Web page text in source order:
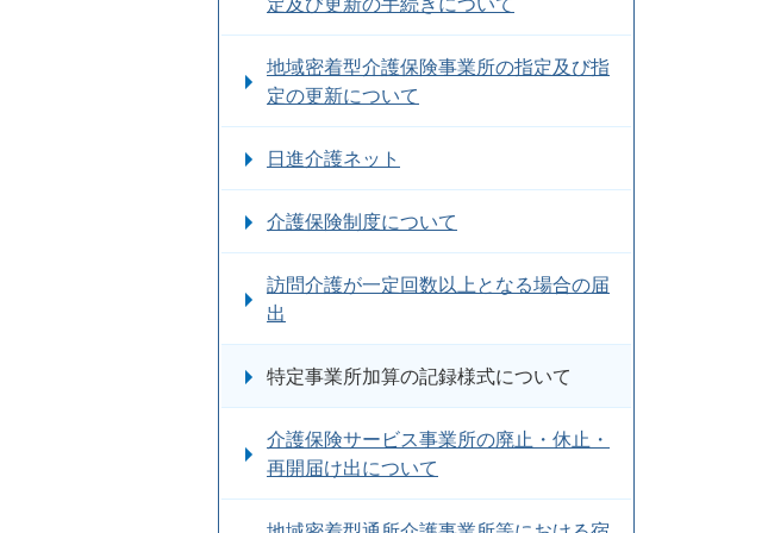
地域密着型介護保険事業所の指定及び指
定の更新について
日進介護ネット
介護保険制度について
訪問介護が一定回数以上となる場合の届
出
特定事業所加算の記録様式について
介護保険サービス事業所の廃止・休止・
再開届け出について